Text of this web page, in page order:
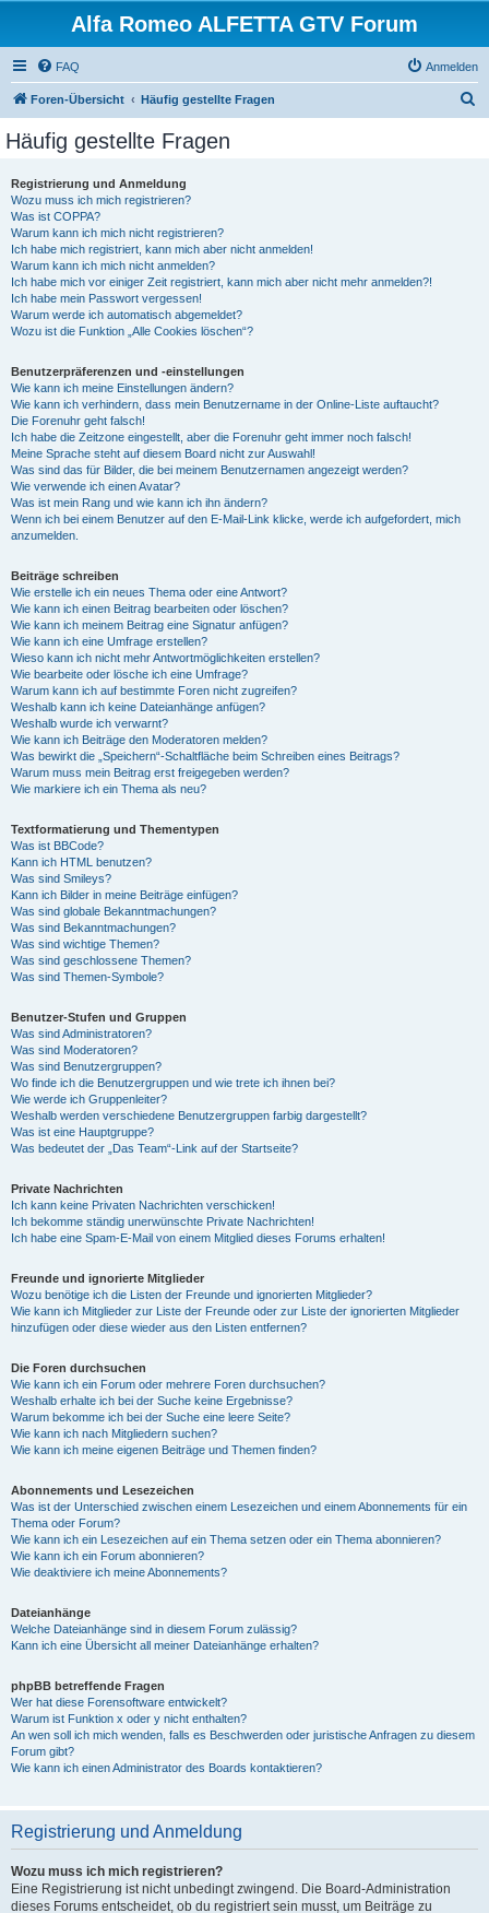
Alfa Romeo ALFETTA GTV Forum
FAQ Anmelden
Foren-Übersicht Häufig gestellte Fragen
Häufig gestellte Fragen
Registrierung und Anmeldung
Wozu muss ich mich registrieren?
Was ist COPPA?
Warum kann ich mich nicht registrieren?
Ich habe mich registriert, kann mich aber nicht anmelden!
Warum kann ich mich nicht anmelden?
Ich habe mich vor einiger Zeit registriert, kann mich aber nicht mehr anmelden?!
Ich habe mein Passwort vergessen!
Warum werde ich automatisch abgemeldet?
Wozu ist die Funktion „Alle Cookies löschen“?
Benutzerpräferenzen und -einstellungen
Wie kann ich meine Einstellungen ändern?
Wie kann ich verhindern, dass mein Benutzername in der Online-Liste auftaucht?
Die Forenuhr geht falsch!
Ich habe die Zeitzone eingestellt, aber die Forenuhr geht immer noch falsch!
Meine Sprache steht auf diesem Board nicht zur Auswahl!
Was sind das für Bilder, die bei meinem Benutzernamen angezeigt werden?
Wie verwende ich einen Avatar?
Was ist mein Rang und wie kann ich ihn ändern?
Wenn ich bei einem Benutzer auf den E-Mail-Link klicke, werde ich aufgefordert, mich
anzumelden.
Beiträge schreiben
Wie erstelle ich ein neues Thema oder eine Antwort?
Wie kann ich einen Beitrag bearbeiten oder löschen?
Wie kann ich meinem Beitrag eine Signatur anfügen?
Wie kann ich eine Umfrage erstellen?
Wieso kann ich nicht mehr Antwortmöglichkeiten erstellen?
Wie bearbeite oder lösche ich eine Umfrage?
Warum kann ich auf bestimmte Foren nicht zugreifen?
Weshalb kann ich keine Dateianhänge anfügen?
Weshalb wurde ich verwarnt?
Wie kann ich Beiträge den Moderatoren melden?
Was bewirkt die „Speichern“-Schaltfläche beim Schreiben eines Beitrags?
Warum muss mein Beitrag erst freigegeben werden?
Wie markiere ich ein Thema als neu?
Textformatierung und Thementypen
Was ist BBCode?
Kann ich HTML benutzen?
Was sind Smileys?
Kann ich Bilder in meine Beiträge einfügen?
Was sind globale Bekanntmachungen?
Was sind Bekanntmachungen?
Was sind wichtige Themen?
Was sind geschlossene Themen?
Was sind Themen-Symbole?
Benutzer-Stufen und Gruppen
Was sind Administratoren?
Was sind Moderatoren?
Was sind Benutzergruppen?
Wo finde ich die Benutzergruppen und wie trete ich ihnen bei?
Wie werde ich Gruppenleiter?
Weshalb werden verschiedene Benutzergruppen farbig dargestellt?
Was ist eine Hauptgruppe?
Was bedeutet der „Das Team“-Link auf der Startseite?
Private Nachrichten
Ich kann keine Privaten Nachrichten verschicken!
Ich bekomme ständig unerwünschte Private Nachrichten!
Ich habe eine Spam-E-Mail von einem Mitglied dieses Forums erhalten!
Freunde und ignorierte Mitglieder
Wozu benötige ich die Listen der Freunde und ignorierten Mitglieder?
Wie kann ich Mitglieder zur Liste der Freunde oder zur Liste der ignorierten Mitglieder
hinzufügen oder diese wieder aus den Listen entfernen?
Die Foren durchsuchen
Wie kann ich ein Forum oder mehrere Foren durchsuchen?
Weshalb erhalte ich bei der Suche keine Ergebnisse?
Warum bekomme ich bei der Suche eine leere Seite?
Wie kann ich nach Mitgliedern suchen?
Wie kann ich meine eigenen Beiträge und Themen finden?
Abonnements und Lesezeichen
Was ist der Unterschied zwischen einem Lesezeichen und einem Abonnements für ein
Thema oder Forum?
Wie kann ich ein Lesezeichen auf ein Thema setzen oder ein Thema abonnieren?
Wie kann ich ein Forum abonnieren?
Wie deaktiviere ich meine Abonnements?
Dateianhänge
Welche Dateianhänge sind in diesem Forum zulässig?
Kann ich eine Übersicht all meiner Dateianhänge erhalten?
phpBB betreffende Fragen
Wer hat diese Forensoftware entwickelt?
Warum ist Funktion x oder y nicht enthalten?
An wen soll ich mich wenden, falls es Beschwerden oder juristische Anfragen zu diesem
Forum gibt?
Wie kann ich einen Administrator des Boards kontaktieren?
Registrierung und Anmeldung
Wozu muss ich mich registrieren?
Eine Registrierung ist nicht unbedingt zwingend. Die Board-Administration
dieses Forums entscheidet, ob du registriert sein musst, um Beiträge zu